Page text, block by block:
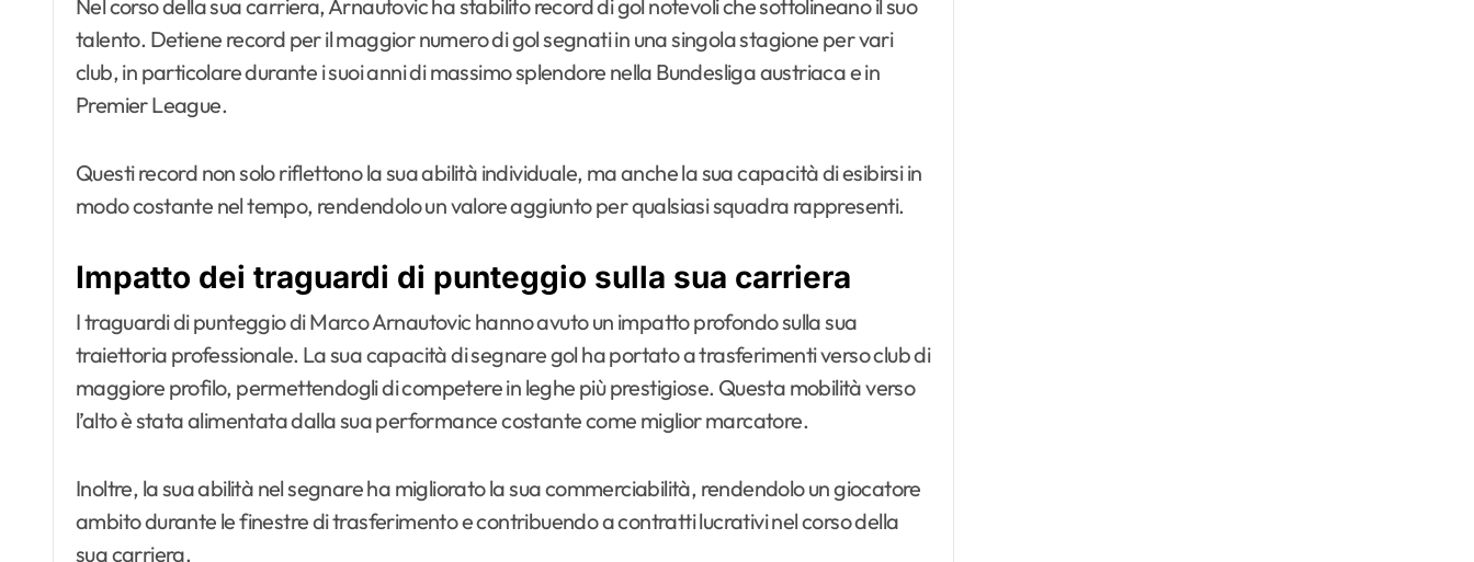
Nel corso della sua carriera, Arnautovic ha stabilito record di gol notevoli che sottolineano il suo
talento. Detiene record per il maggior numero di gol segnati in una singola stagione per vari
club, in particolare durante i suoi anni di massimo splendore nella Bundesliga austriaca e in
Premier League.
Questi record non solo riflettono la sua abilità individuale, ma anche la sua capacità di esibirsi in
modo costante nel tempo, rendendolo un valore aggiunto per qualsiasi squadra rappresenti.
Impatto dei traguardi di punteggio sulla sua carriera
I traguardi di punteggio di Marco Arnautovic hanno avuto un impatto profondo sulla sua
traiettoria professionale. La sua capacità di segnare gol ha portato a trasferimenti verso club di
maggiore profilo, permettendogli di competere in leghe più prestigiose. Questa mobilità verso
l’alto è stata alimentata dalla sua performance costante come miglior marcatore.
Inoltre, la sua abilità nel segnare ha migliorato la sua commerciabilità, rendendolo un giocatore
ambito durante le finestre di trasferimento e contribuendo a contratti lucrativi nel corso della
sua carriera.